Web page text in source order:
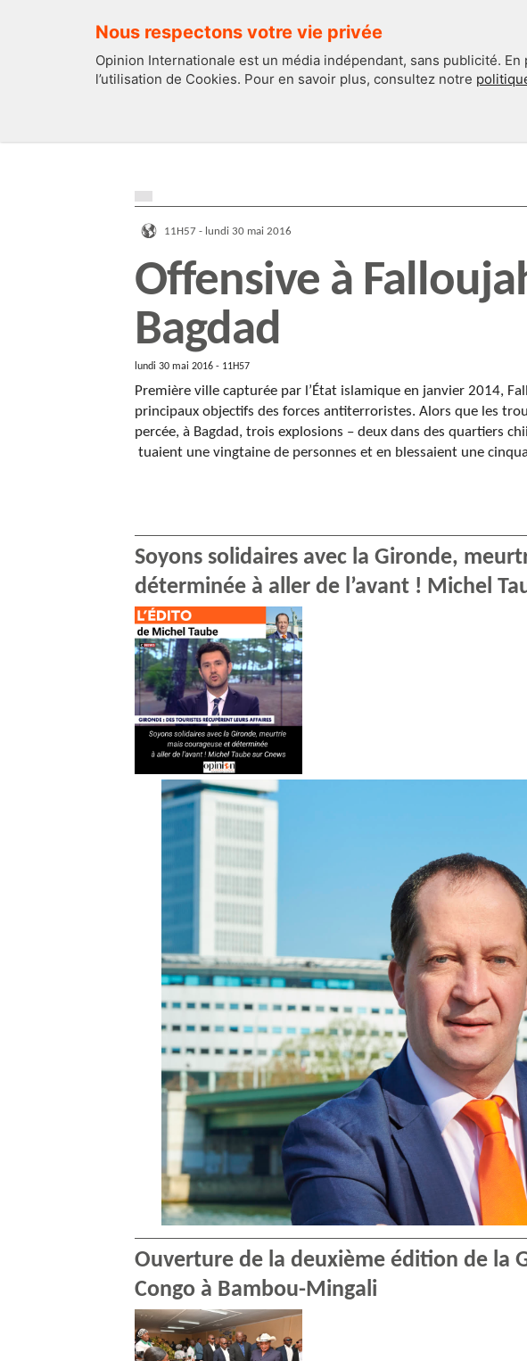
Nous respectons votre vie privée
Opinion Internationale est un média indépendant, sans publicité.
l’utilisation de Cookies. Pour en savoir plus, consultez notre
11H57 - lundi 30 mai 2016
Offensive à
Bagdad
lundi 30 mai 2016 - 11H57
Première ville capturée par l’État islamique en janvier 2014,
principaux objectifs des forces antiterroristes. Alors que les
percée, à Bagdad, trois explosions – deux dans des quartiers
tuaient une vingtaine de personnes et en blessaient une
Soyons solidaires avec la Gironde,
déterminée à aller de l’avant ! Michel
Ouverture de la deuxième édition de la
Congo à Bambou-Mingali